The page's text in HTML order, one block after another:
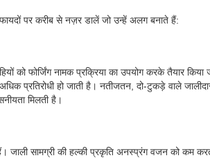
पर करीब से नज़र डालें जो उन्हें अलग बनाते हैं:
को फोर्जिंग नामक प्रक्रिया का उपयोग करके तैयार
प्रतिरोधी हो जाती है। नतीजतन, दो-टुकड़े वाले
मिलती है।
सामग्री की हल्की प्रकृति अनस्प्रंग वजन को कम